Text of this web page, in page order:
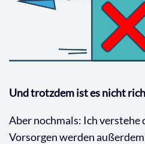
Und trotzdem ist es nicht
Aber nochmals: Ich verstehe
Vorsorgen werden